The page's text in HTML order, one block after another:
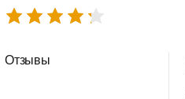
Отзывы